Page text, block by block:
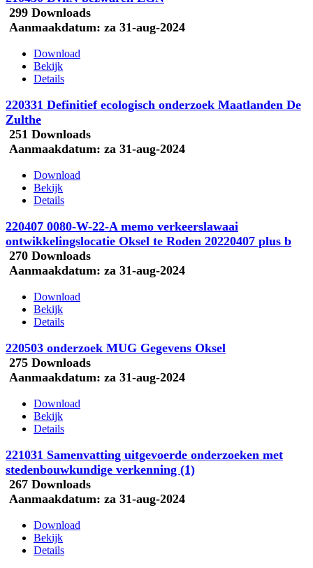
299 Downloads
Aanmaakdatum: za 31-aug-2024
Download
Bekijk
Details
220331 Definitief ecologisch onderzoek Maatlanden De
Zulthe
251 Downloads
Aanmaakdatum: za 31-aug-2024
Download
Bekijk
Details
220407 0080-W-22-A memo verkeerslawaai
ontwikkelingslocatie Oksel te Roden 20220407 plus b
270 Downloads
Aanmaakdatum: za 31-aug-2024
Download
Bekijk
Details
220503 onderzoek MUG Gegevens Oksel
275 Downloads
Aanmaakdatum: za 31-aug-2024
Download
Bekijk
Details
221031 Samenvatting uitgevoerde onderzoeken met
stedenbouwkundige verkenning (1)
267 Downloads
Aanmaakdatum: za 31-aug-2024
Download
Bekijk
Details